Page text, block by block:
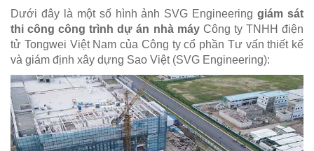
Dưới đây là một số hình ảnh SVG Engineering giám sát
thi công công trình dự án nhà máy Công ty TNHH điện
tử Tongwei Việt Nam của Công ty cổ phần Tư vấn thiết kế
và giám định xây dựng Sao Việt (SVG Engineering):